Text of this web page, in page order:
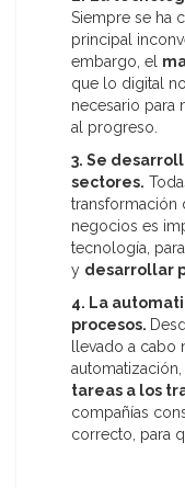
Siempre se ha
principal
embargo, el
que lo digital
necesario para
al progreso.
3. Se
sectores.
transformación
negocios es
tecnología,
y desarrollar
4. La
procesos.
llevado a cabo
tareas a los
compañías
correcto, para